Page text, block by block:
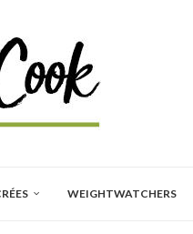
WEIGHTWATCHERS